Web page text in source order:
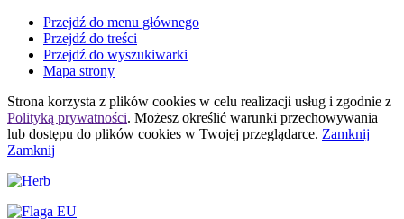
Przejdź do menu głównego
Przejdź do treści
Przejdź do wyszukiwarki
Mapa strony
Strona korzysta z plików cookies w celu realizacji usług i zgodnie z
Polityką prywatności. Możesz określić warunki przechowywania
lub dostępu do plików cookies w Twojej przeglądarce. Zamknij
Zamknij